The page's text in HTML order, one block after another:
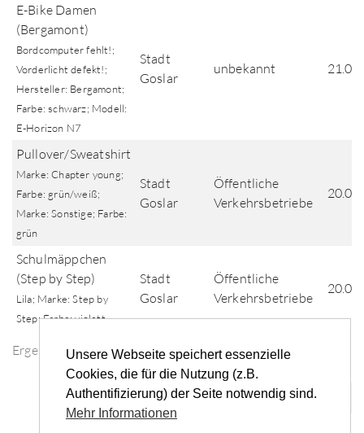
Unsere Webseite speichert essenzielle
Cookies, die für die Nutzung (z.B.
Authentifizierung) der Seite notwendig sind.
Mehr Informationen
Ergebnisse der Fundsuche
E-Bike Damen
(Bergamont)
Bordcomputer fehlt!;
Vorderlicht defekt!;
Hersteller: Bergamont;
Farbe: schwarz; Modell:
E-Horizon N7
Stadt
Goslar
unbekannt
Pullover/Sweatshirt
Marke: Chapter young;
Farbe: grün/weiß;
Marke: Sonstige; Farbe:
grün
Stadt
Goslar
Öffentliche
Verkehrsbetriebe
Schulmäppchen
(Step by Step)
Lila; Marke: Step by
Step; Farbe: violett
Stadt
Goslar
Öffentliche
Verkehrsbetriebe
‹ ... 7 8 9 10 11 ... ›